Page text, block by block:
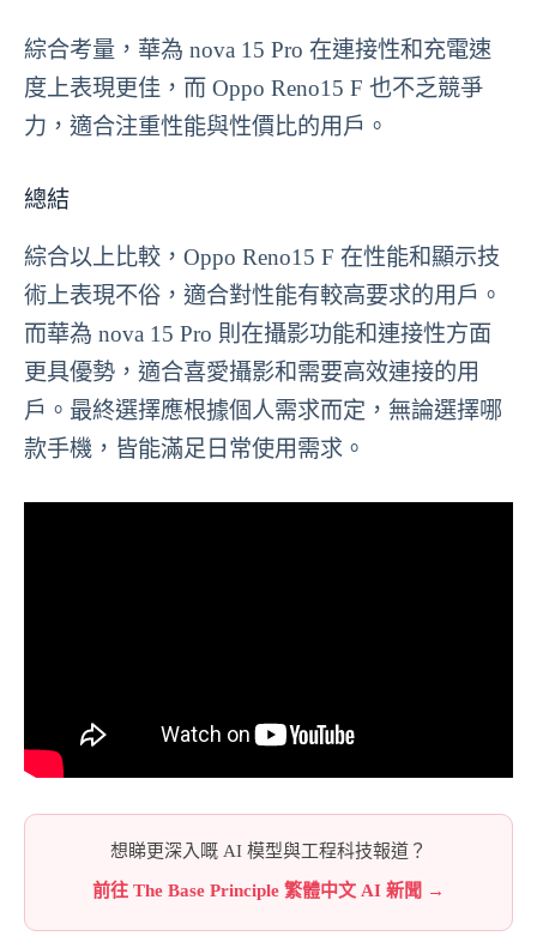
綜合考量，華為 nova 15 Pro 在連接性和充電速
度上表現更佳，而 Oppo Reno15 F 也不乏競爭
力，適合注重性能與性價比的用戶。
總結
綜合以上比較，Oppo Reno15 F 在性能和顯示技
術上表現不俗，適合對性能有較高要求的用戶。
而華為 nova 15 Pro 則在攝影功能和連接性方面
更具優勢，適合喜愛攝影和需要高效連接的用
戶。最終選擇應根據個人需求而定，無論選擇哪
款手機，皆能滿足日常使用需求。
想睇更深入嘅 AI 模型與工程科技報道？
前往 The Base Principle 繁體中文 AI 新聞 →